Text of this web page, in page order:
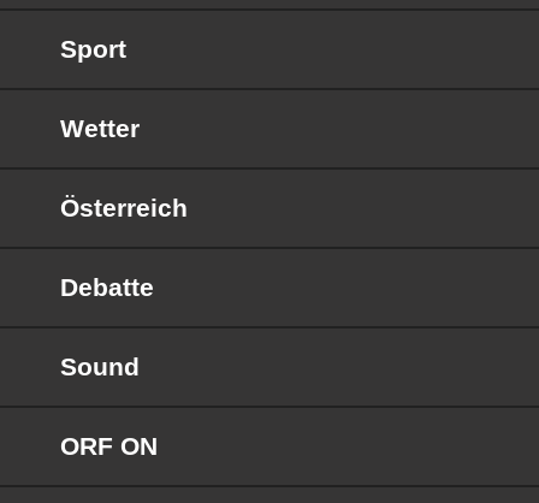
Sport
Wetter
Österreich
Debatte
Sound
ORF ON